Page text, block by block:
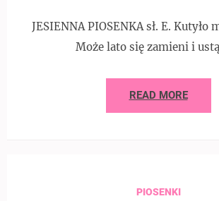
JESIENNA PIOSENKA sł. E. Kutyło
Może lato się zamieni i
READ MORE
PIOSENKI